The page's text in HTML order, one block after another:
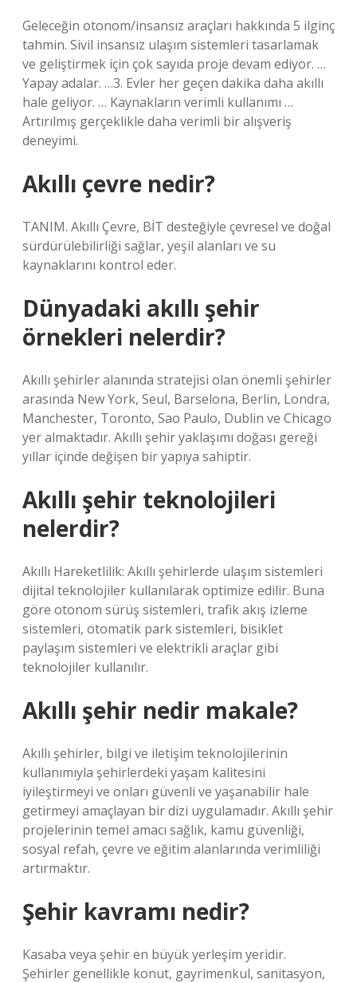
Geleceğin otonom/insansız araçları hakkında 5 ilginç
tahmin. Sivil insansız ulaşım sistemleri tasarlamak
ve geliştirmek için çok sayıda proje devam ediyor. …
Yapay adalar. …3. Evler her geçen dakika daha akıllı
hale geliyor. … Kaynakların verimli kullanımı …
Artırılmış gerçeklikle daha verimli bir alışveriş
deneyimi.
Akıllı çevre nedir?
TANIM. Akıllı Çevre, BİT desteğiyle çevresel ve doğal
sürdürülebilirliği sağlar, yeşil alanları ve su
kaynaklarını kontrol eder.
Dünyadaki akıllı şehir
örnekleri nelerdir?
Akıllı şehirler alanında stratejisi olan önemli şehirler
arasında New York, Seul, Barselona, ​​​​​​Berlin, Londra,
Manchester, Toronto, Sao Paulo, Dublin ve Chicago
yer almaktadır. Akıllı şehir yaklaşımı doğası gereği
yıllar içinde değişen bir yapıya sahiptir.
Akıllı şehir teknolojileri
nelerdir?
Akıllı Hareketlilik: Akıllı şehirlerde ulaşım sistemleri
dijital teknolojiler kullanılarak optimize edilir. Buna
göre otonom sürüş sistemleri, trafik akış izleme
sistemleri, otomatik park sistemleri, bisiklet
paylaşım sistemleri ve elektrikli araçlar gibi
teknolojiler kullanılır.
Akıllı şehir nedir makale?
Akıllı şehirler, bilgi ve iletişim teknolojilerinin
kullanımıyla şehirlerdeki yaşam kalitesini
iyileştirmeyi ve onları güvenli ve yaşanabilir hale
getirmeyi amaçlayan bir dizi uygulamadır. Akıllı şehir
projelerinin temel amacı sağlık, kamu güvenliği,
sosyal refah, çevre ve eğitim alanlarında verimliliği
artırmaktır.
Şehir kavramı nedir?
Kasaba veya şehir en büyük yerleşim yeridir.
Şehirler genellikle konut, gayrimenkul, sanitasyon,